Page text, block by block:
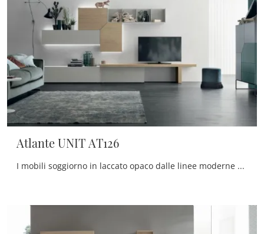
Atlante UNIT AT126
I mobili soggiorno in laccato opaco dalle linee moderne come il modello nell'immagine sono davvero polivalenti e capaci di progettare la zona giorno ...